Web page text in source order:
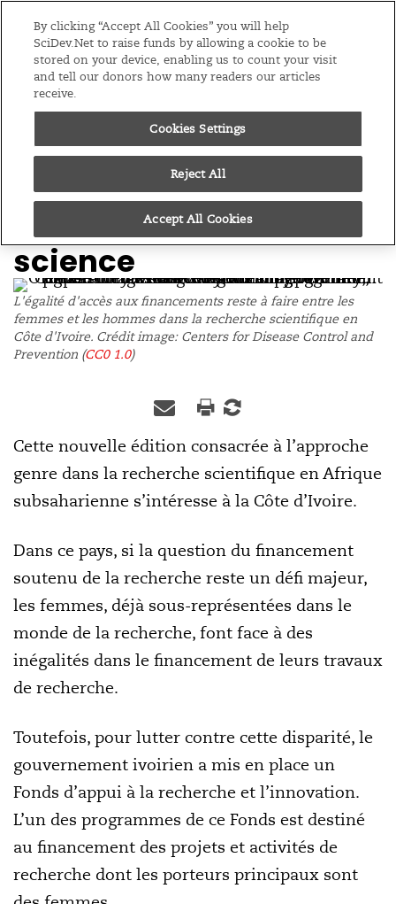
Menu
EditionsAfrique Sub-Saharienne
Santé, Science et Développement
Côte d’Ivoire :
L’approche genre dans
le financement de la
science
L'égalité d'accès aux financements reste à faire entre les
femmes et les hommes dans la recherche scientifique en
Côte d'Ivoire. Crédit image: Centers for Disease Control and
Prevention (CC0 1.0)
Cette nouvelle édition consacrée à l’approche
genre dans la recherche scientifique en Afrique
subsaharienne s’intéresse à la Côte d’Ivoire.
Dans ce pays, si la question du financement
soutenu de la recherche reste un défi majeur,
les femmes, déjà sous-représentées dans le
monde de la recherche, font face à des
inégalités dans le financement de leurs travaux
de recherche.
Toutefois, pour lutter contre cette disparité, le
gouvernement ivoirien a mis en place un
Fonds d’appui à la recherche et l’innovation.
L’un des programmes de ce Fonds est destiné
au financement des projets et activités de
recherche dont les porteurs principaux sont
By clicking “Accept All Cookies” you will help
SciDev.Net to raise funds by allowing a cookie to be
stored on your device, enabling us to count your visit
and tell our donors how many readers our articles
receive.
Cookies Settings
Reject All
Accept All Cookies